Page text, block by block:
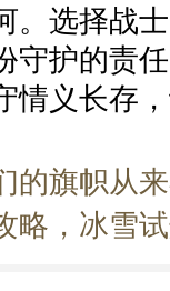
。选择战
守护的责
情义长存
的旗帜从
略，冰雪